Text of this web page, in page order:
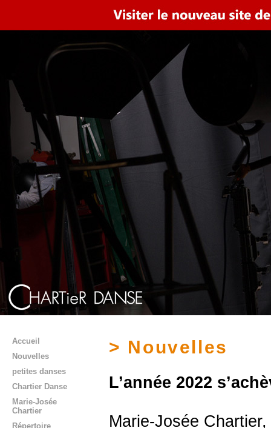
Accueil
Nouvelles
petites danses
Chartier Danse
Marie-Josée
Chartier
Répertoire
> Nouvelles
L’année 2022
Marie-Josée